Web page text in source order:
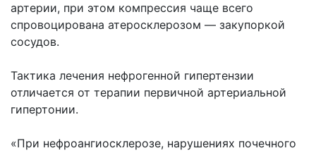
артерии, при этом компрессия чаще всего
спровоцирована атеросклерозом — закупоркой
сосудов.
Тактика лечения нефрогенной гипертензии
отличается от терапии первичной артериальной
гипертонии.
«При нефроангиосклерозе, нарушениях почечного